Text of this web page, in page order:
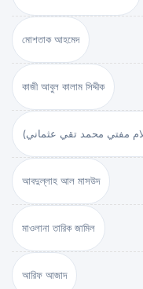
মোশতাক আহমেদ
কাজী আবুল কালাম সিদ্দীক
আবদুল্লাহ আল মাসউদ
মাওলানা তারিক জামিল
আরিফ আজাদ